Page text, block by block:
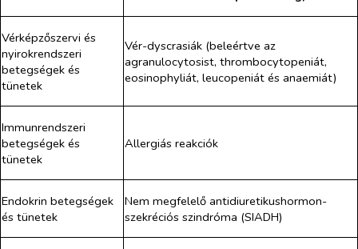
Vérképzőszervi és
nyirokrendszeri
betegségek és
tünetek
Vér-dyscrasiák (beleértve az
agranulocytosist, thrombocytopeniát,
eosinophyliát, leucopeniát és anaemiát)
Immunrendszeri
betegségek és
tünetek
Allergiás reakciók
Endokrin betegségek
és tünetek
Nem megfelelő antidiuretikushormon-
szekréciós szindróma (SIADH)